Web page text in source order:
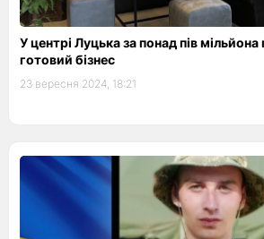
У центрі Луцька за понад пів
готовий бізнес
23 вересня 2024, 18:21